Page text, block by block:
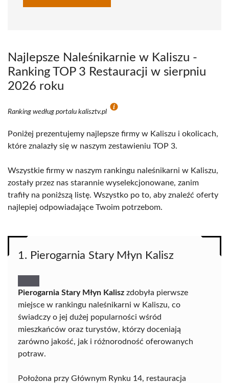
Najlepsze Naleśnikarnie w Kaliszu -
Ranking TOP 3 Restauracji w sierpniu
2026 roku
Ranking według portalu kalisztv.pl
Poniżej prezentujemy najlepsze firmy w Kaliszu i okolicach,
które znalazły się w naszym zestawieniu TOP 3.
Wszystkie firmy w naszym rankingu naleśnikarni w Kaliszu,
zostały przez nas starannie wyselekcjonowane, zanim
trafiły na poniższą listę. Wszystko po to, aby znaleźć oferty
najlepiej odpowiadające Twoim potrzebom.
1. Pierogarnia Stary Młyn Kalisz
Pierogarnia Stary Młyn Kalisz zdobyła pierwsze
miejsce w rankingu naleśnikarni w Kaliszu, co
świadczy o jej dużej popularności wśród
mieszkańców oraz turystów, którzy doceniają
zarówno jakość, jak i różnorodność oferowanych
potraw.
Położona przy Głównym Rynku 14, restauracja